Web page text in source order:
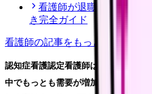
看護師が退職後にやるべ
き完全ガイド
看護師の記事をもっと見る
認知症看護認定看護師は、高齢化の
中でもっとも需要が増加している分野